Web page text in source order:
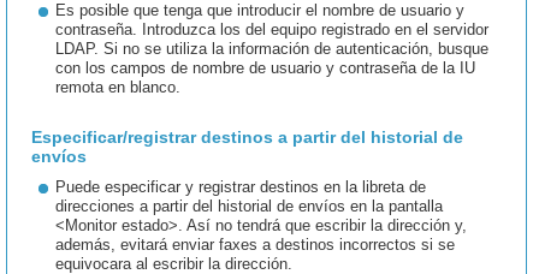
Es posible que tenga que introducir el nombre de usuario y
contraseña. Introduzca los del equipo registrado en el servidor
LDAP. Si no se utiliza la información de autenticación, busque
con los campos de nombre de usuario y contraseña de la IU
remota en blanco.
Especificar/registrar destinos a partir del historial de
envíos
Puede especificar y registrar destinos en la libreta de
direcciones a partir del historial de envíos en la pantalla
<Monitor estado>. Así no tendrá que escribir la dirección y,
además, evitará enviar faxes a destinos incorrectos si se
equivocara al escribir la dirección.